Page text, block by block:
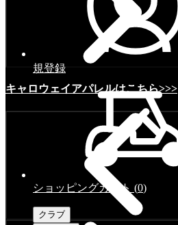
キャロウェイアパレルはこちら>>>
規登録
ショッピングカート (0)
クラブ